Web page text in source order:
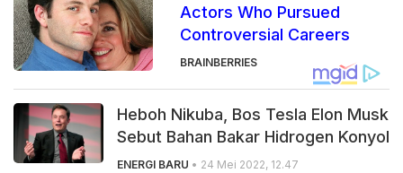
Actors Who Pursued
Controversial Careers
BRAINBERRIES
Heboh Nikuba, Bos Tesla Elon Musk
Sebut Bahan Bakar Hidrogen Konyol
ENERGI BARU • 24 Mei 2022, 12.47